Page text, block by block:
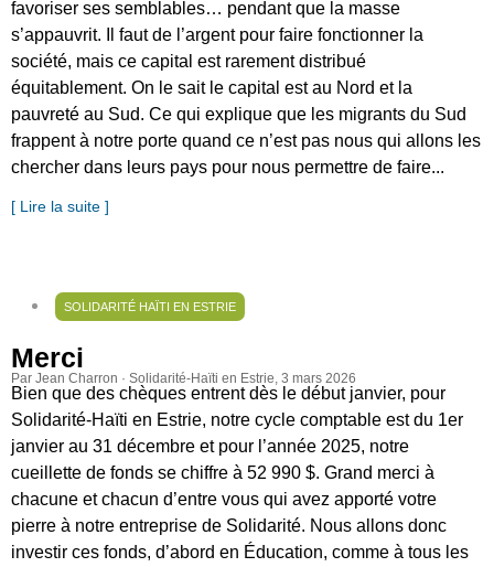
favoriser ses semblables… pendant que la masse
s’appauvrit. Il faut de l’argent pour faire fonctionner la
société, mais ce capital est rarement distribué
équitablement. On le sait le capital est au Nord et la
pauvreté au Sud. Ce qui explique que les migrants du Sud
frappent à notre porte quand ce n’est pas nous qui allons les
chercher dans leurs pays pour nous permettre de faire...
[ Lire la suite ]
SOLIDARITÉ HAÏTI EN ESTRIE
Merci
Par Jean Charron · Solidarité-Haïti en Estrie , 3 mars 2026
Bien que des chèques entrent dès le début janvier, pour
Solidarité-Haïti en Estrie, notre cycle comptable est du 1er
janvier au 31 décembre et pour l’année 2025, notre
cueillette de fonds se chiffre à 52 990 $. Grand merci à
chacune et chacun d’entre vous qui avez apporté votre
pierre à notre entreprise de Solidarité. Nous allons donc
investir ces fonds, d’abord en Éducation, comme à tous les